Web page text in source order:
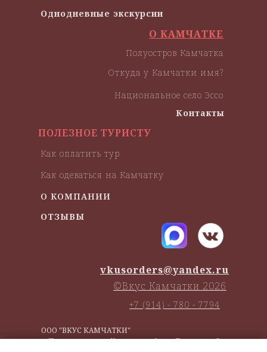
vkusorders@yandex.ru
©Вкус Камчатки 2026
+7 (914) - 780 - 7794
Национальное село Эссо
Откуда у Камчатки имя?
Полуостров Камчатка
О КАМЧАТКЕ
О КОМПАНИИ
ПОЛЕЗНОЕ ТУРИСТУ
Как оплатить тур
Как одеваться на Камчатку
Контакты
ОТЗЫВЫ
Однодневные экскурсии
ООО "ВКУС КАМЧАТКИ"
г. Петропавловск-Камчатский, ул. Давыдова 5